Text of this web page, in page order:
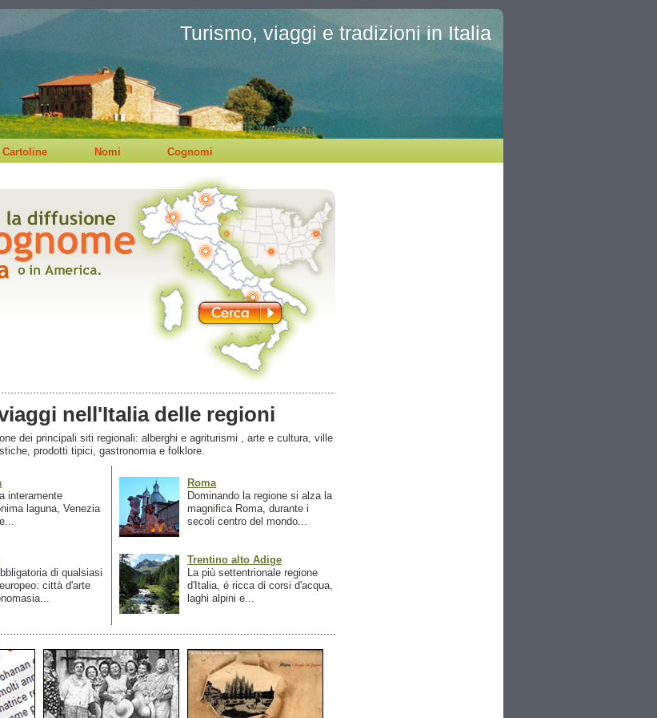
Turismo, viaggi e tradizioni in Italia
Cartoline Nomi Cognomi
nell'Italia delle regioni
dei principali siti regionali: alberghi e agriturismi , arte e cultura, ville
prodotti tipici, gastronomia e folklore.
interamente
laguna, Venezia
di qualsiasi
città d'arte
Roma
Dominando la regione si alza la
magnifica Roma, durante i
secoli centro del mondo...
Trentino alto Adige
La più settentrionale regione
d'Italia, é ricca di corsi d'acqua,
laghi alpini e...